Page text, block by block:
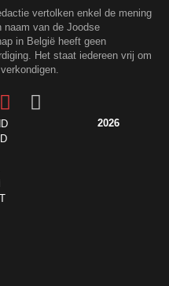
vertolken enkel de mening
naam van de Joodse
in België heeft geen
Het staat iedereen vrij om
2026